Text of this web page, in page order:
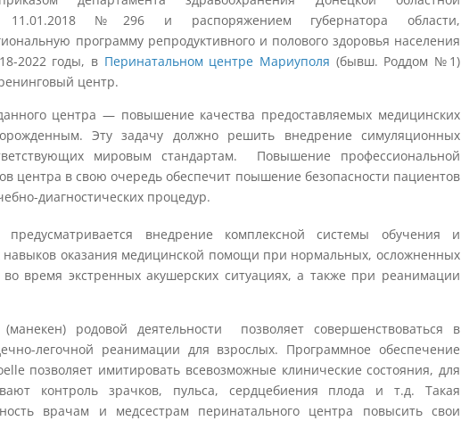
11.01.2018 №296 и распоряжением губернатора области,
программу репродуктивного и полового здоровья населения
2022 годы, в Перинатальном центре Мариуполя (бывш. Роддом №1)
центр.
центра — повышение качества предоставляемых медицинских
Эту задачу должно решить внедрение симуляционных
мировым стандартам. Повышение профессиональной
центра в свою очередь обеспечит поышение безопасности пациентов
диагностических процедур.
внедрение комплексной системы обучения и
навыков оказания медицинской помощи при нормальных, осложненных
во время экстренных акушерских ситуациях, а также при реанимации
родовой деятельности позволяет совершенствоваться в
легочной реанимации для взрослых. Программное обеспечение
позволяет имитировать всевозможные клинические состояния, для
контроль зрачков, пульса, сердцебиения плода и т.д. Такая
врачам и медсестрам перинатального центра повысить свои